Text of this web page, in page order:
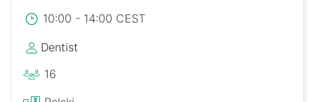
10:00 - 14:00 CEST
Dentist
16